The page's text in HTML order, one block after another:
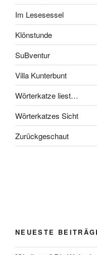
Im Lesesessel
Klönstunde
SuBventur
Villa Kunterbunt
Wörterkatze liest…
Wörterkatzes Sicht
Zurückgeschaut
NEUESTE